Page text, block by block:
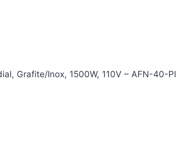
Grafite/Inox, 1500W, 110V – AFN-40-